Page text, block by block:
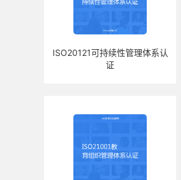
ISO20121可持续性管理体系认
证